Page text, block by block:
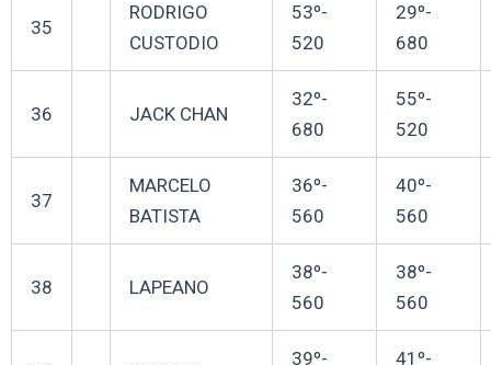
35
RODRIGO
CUSTODIO
53º-
520
29º-
680
36 JACK CHAN
32º-
680
55º-
520
37
MARCELO
BATISTA
36º-
560
40º-
560
38 LAPEANO
38º-
560
38º-
560
39º-
41º-